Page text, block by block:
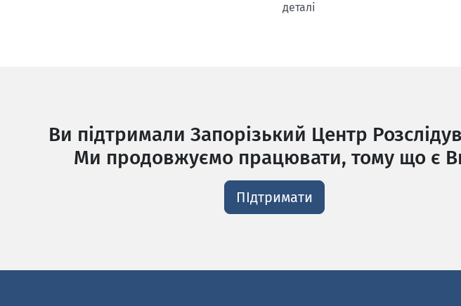
деталі
Ви підтримали Запорізький Центр
Ми продовжуємо працювати, тому що є
ПІдтримати